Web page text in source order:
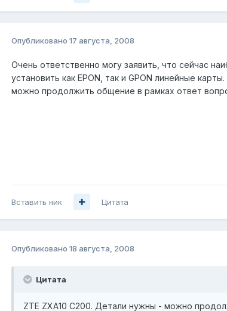
Опубликовано 17 августа, 2008
Очень ответственно могу заявить, что сейчас
установить как EPON, так и GPON линейные
можно продолжить общение в рамках ответ
Вставить ник Цитата
Опубликовано 18 августа, 2008
Цитата
ZTE ZXA10 C200. Детали нужны - можно